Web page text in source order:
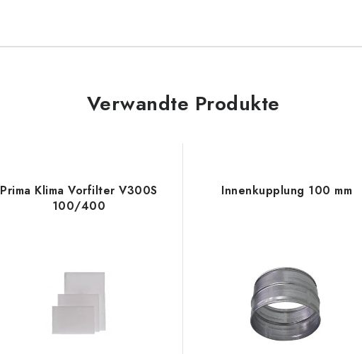
Verwandte Produkte
Prima Klima Vorfilter V300S
100/400
Innenkupplung 100 mm